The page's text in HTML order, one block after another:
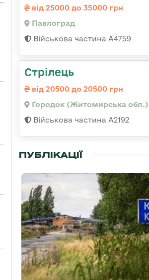
від 25000 до 35000 грн
Павлоград
Військова частина А4759
Стрілець
від 20500 до 20500 грн
Городок (Житомирська обл.)
Військова частина А2192
ПУБЛІКАЦІЇ